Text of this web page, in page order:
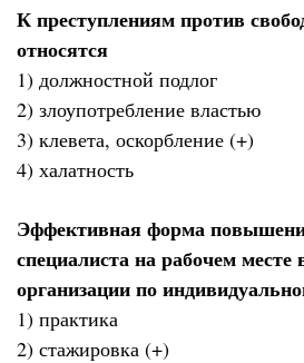
К преступлениям против
относятся
1) должностной подлог
2) злоупотребление властью
3) клевета, оскорбление (+)
4) халатность
Эффективная форма
специалиста на рабочем месте
организации по
1) практика
2) стажировка (+)